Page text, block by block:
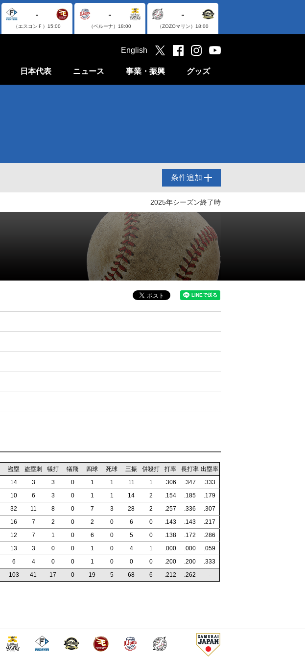
-
（エスコンＦ） 15:00
-
（ベルーナ） 18:00
-
（ZOZOマリン） 18:00
日本代表 ニュース 事業・振興 グッズ
English
条件追加
2025年シーズン終了時
盗塁 盗塁刺 犠打 犠飛 四球 死球 三振 併殺打 打率 長打率 出塁率
14 3 3 0 1 1 11 1 .306 .347
.333
10 6 3 0 1 1 14 2 .154 .185
.179
32 11 8 0 7 3 28 2 .257 .336
.307
16 7 2 0 2 0 6 0 .143 .143
.217
12 7 1 0 6 0 5 0 .138 .172
.286
13 3 0 0 1 0 4 1 .000 .000
.059
6 4 0 0 1 0 0 0 .200 .200
.333
103 41 17 0 19 5 68 6 .212 .262 -